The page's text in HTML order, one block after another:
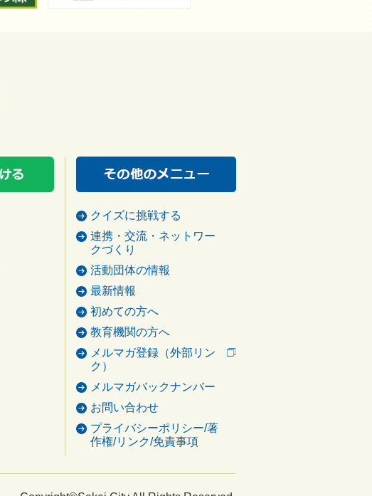
クイズに挑戦する
連携・交流・ネットワー
クづくり
活動団体の情報
最新情報
初めての方へ
教育機関の方へ
メルマガ登録（外部リン
ク）
メルマガバックナンバー
お問い合わせ
プライバシーポリシー/著
作権/リンク/免責事項